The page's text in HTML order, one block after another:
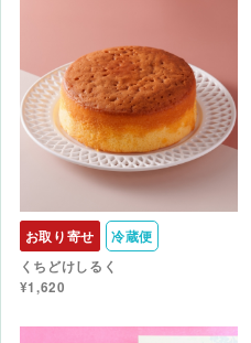
お取り寄せ
冷蔵便
くちどけしるく
¥1,620